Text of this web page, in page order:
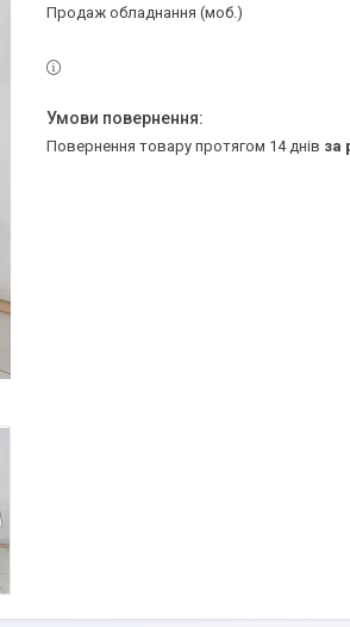
Продаж обладнання (моб.)
повернення товару протягом 14 днів за